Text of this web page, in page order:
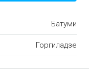
Батуми
Горгиладзе